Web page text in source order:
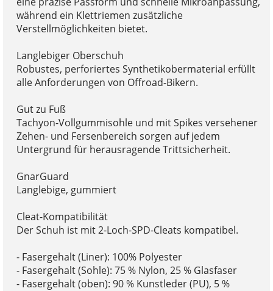
während ein Klettriemen zusätzliche
Verstellmöglichkeiten bietet.
Langlebiger Oberschuh
Robustes, perforiertes Synthetikobermaterial erfüllt
alle Anforderungen von Offroad-Bikern.
Gut zu Fuß
Tachyon-Vollgummisohle und mit Spikes versehener
Zehen- und Fersenbereich sorgen auf jedem
Untergrund für herausragende Trittsicherheit.
GnarGuard
Langlebige, gummiert
Cleat-Kompatibilität
Der Schuh ist mit 2-Loch-SPD-Cleats kompatibel.
- Fasergehalt (Liner): 100% Polyester
- Fasergehalt (Sohle): 75 % Nylon, 25 % Glasfaser
- Fasergehalt (oben): 90 % Kunstleder (PU), 5 %